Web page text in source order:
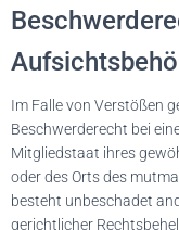
Im Falle von Verstößen
Beschwerderecht bei
Mitgliedstaat ihres
oder des Orts des
besteht unbeschadet
gerichtlicher